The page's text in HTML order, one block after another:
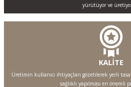
yürütüyor ve
KALİTE
Üretimin kullanıcı ihtiyaçları gözetilerek yerli
sağlıklı yapılması en önemli